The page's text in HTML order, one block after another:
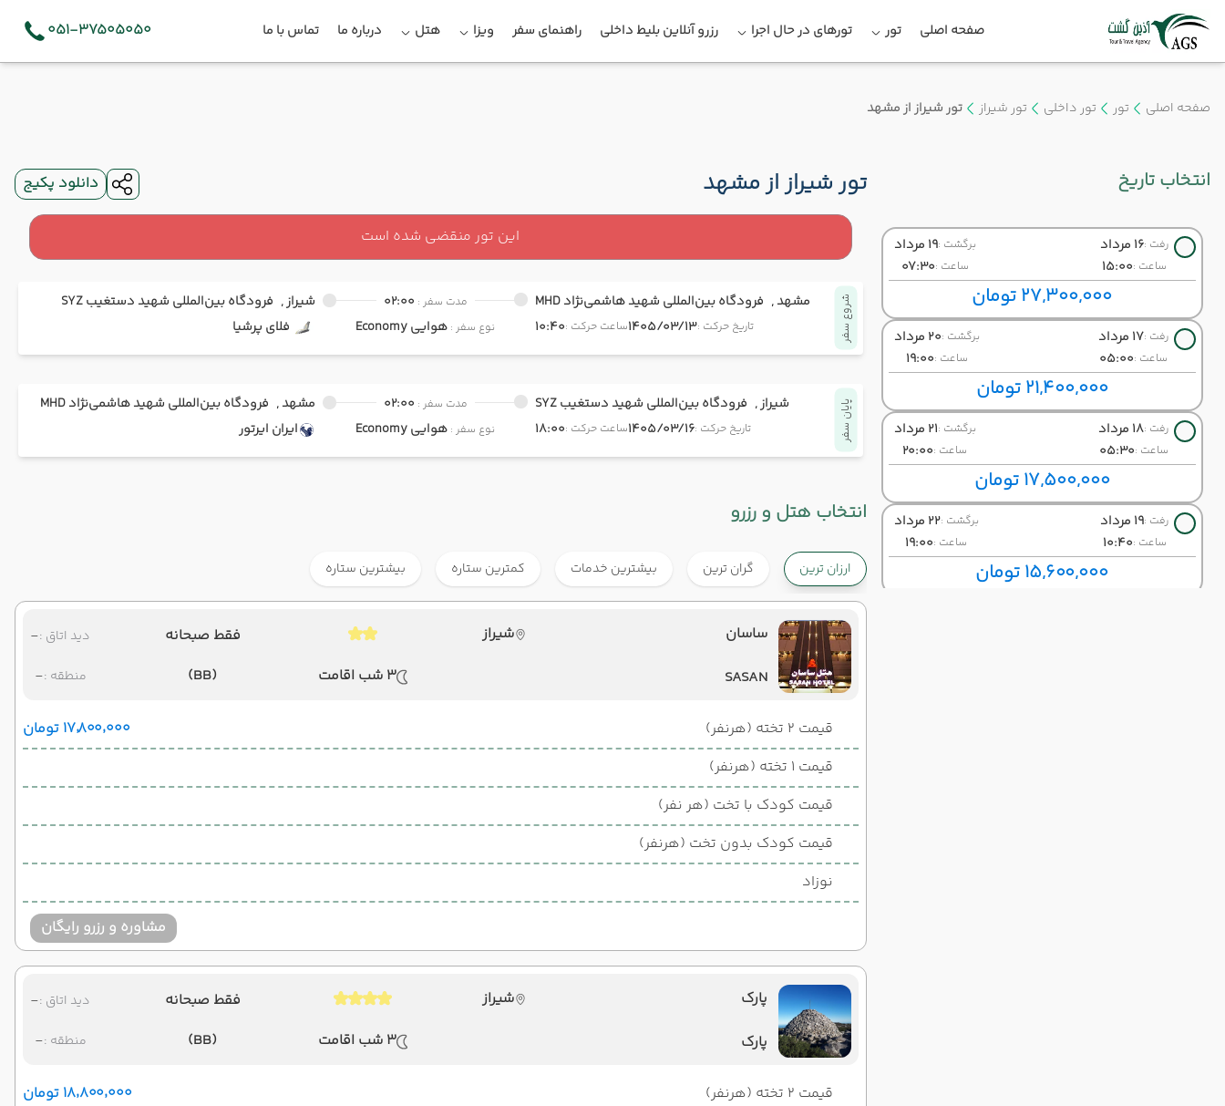
صفحه اصلی تور تورهای در حال اجرا رزرو آنلاین بلیط داخلی راهنمای سفر ویزا هتل درباره ما تماس با ما 051-37505050
صفحه اصلی تور تور داخلی تور شیراز تور شیراز از مشهد
انتخاب تاریخ
رفت :16 مرداد
ساعت :15:00
برگشت :19 مرداد
ساعت :07:30
27,300,000 تومان
رفت :17 مرداد
ساعت :05:00
برگشت :20 مرداد
ساعت :19:00
21,400,000 تومان
رفت :18 مرداد
ساعت :05:30
برگشت :21 مرداد
ساعت :20:00
17,500,000 تومان
رفت :19 مرداد
ساعت :10:40
برگشت :22 مرداد
ساعت :19:00
15,600,000 تومان
تور شیراز از مشهد دانلود پکیج
این تور منقضی شده است
شروع سفر مشهد , فرودگاه بین‌المللی شهید هاشمی‌نژاد MHD
تاریخ حرکت :1405/03/13ساعت حرکت :10:40
مدت سفر : 02:00
نوع سفر : هوایی
شیراز , فرودگاه بین‌المللی شهید دستغیب SYZ
فلای پرشیا
پایان سفر شیراز , فرودگاه بین‌المللی شهید دستغیب SYZ
تاریخ حرکت :1405/03/16ساعت حرکت :18:00
مدت سفر : 02:00
نوع سفر : هوایی
مشهد , فرودگاه بین‌المللی شهید هاشمی‌نژاد MHD
ایران ایرتور
انتخاب هتل و رزرو
ارزان ترین گران ترین بیشترین خدمات کمترین ستاره بیشترین ستاره
ساسان
شیراز
SASAN
3 شب اقامت
فقط صبحانه
(BB)
دید اتاق :-
منطقه :-
قیمت 2 تخته (هرنفر)
۱۷٬۸۰۰٬۰۰۰ تومان
قیمت 1 تخته (هرنفر)
قیمت کودک با تخت (هر نفر)
قیمت کودک بدون تخت (هرنفر)
نوزاد
مشاوره و رزرو رایگان
پارک
شیراز
پارک
3 شب اقامت
فقط صبحانه
(BB)
دید اتاق :-
منطقه :-
قیمت 2 تخته (هرنفر)
۱۸٬۸۰۰٬۰۰۰ تومان